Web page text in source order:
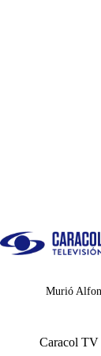
Murió
Caracol TV